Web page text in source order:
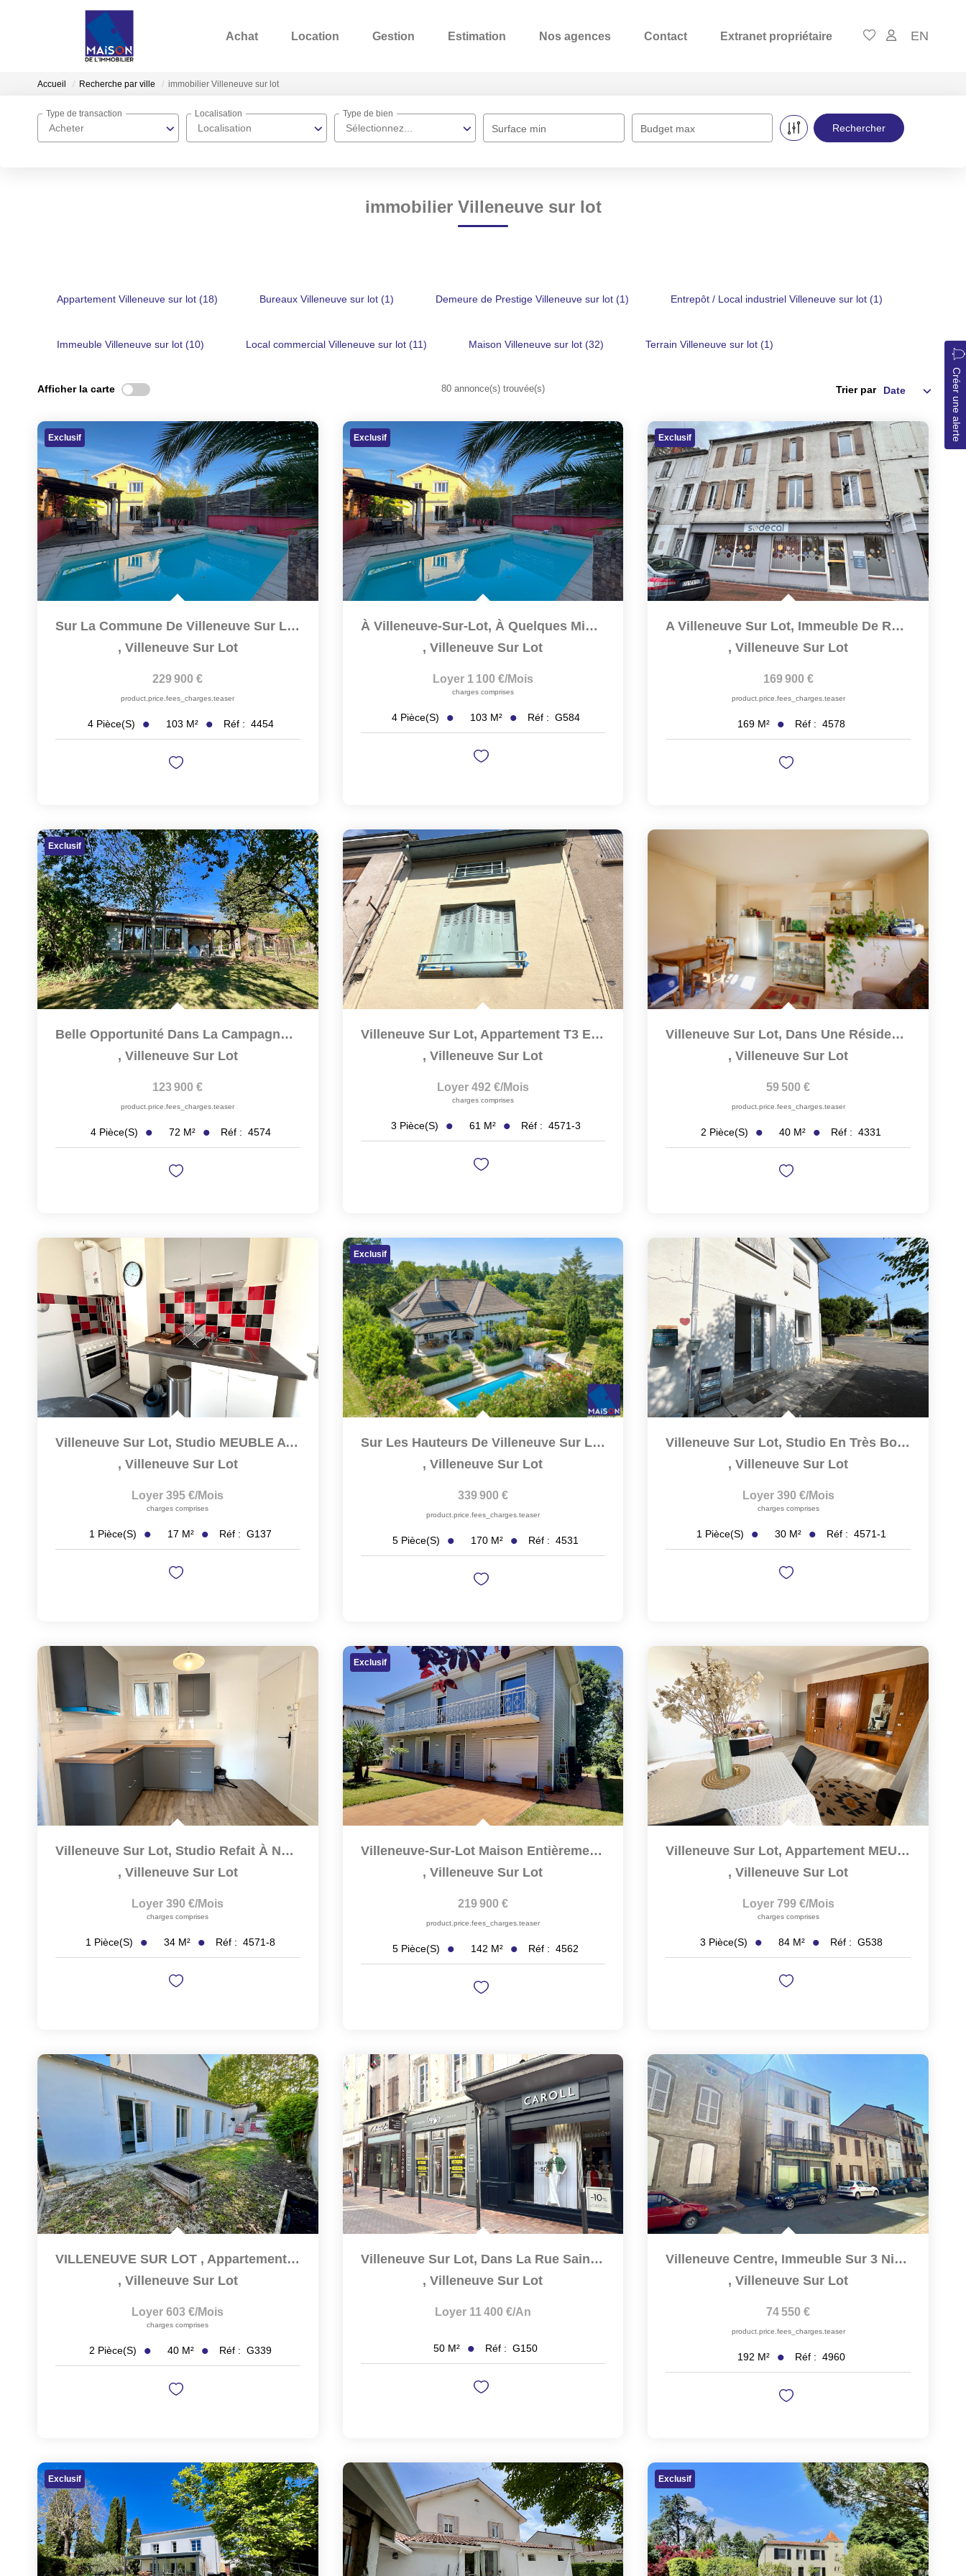
Achat Location Gestion Estimation Nos agences Contact Extranet propriétaire EN
Accueil Recherche par ville immobilier Villeneuve sur lot
Acheter
Type de transaction
Localisation
Localisation
Sélectionnez...
Type de bien
Surface min Budget max
immobilier Villeneuve sur lot
Appartement Villeneuve sur lot (18) Bureaux Villeneuve sur lot (1) Demeure de Prestige Villeneuve sur lot (1) Entrepôt / Local industriel Villeneuve sur lot (1)
Immeuble Villeneuve sur lot (10) Local commercial Villeneuve sur lot (11) Maison Villeneuve sur lot (32) Terrain Villeneuve sur lot (1)
Créer une alerte
Afficher la carte 80 annonce(s) trouvée(s) Trier par
Exclusif
Sur La Commune De Villeneuve Sur Lot, Proche Du Centre...
, Villeneuve Sur Lot
229 900 €
product.price.fees_charges.teaser
4 Pièce(s) 103 M² Réf : 4454
Exclusif
À Villeneuve-Sur-Lot, À Quelques Minutes À Pied Du...
,Villeneuve Sur Lot
Loyer 1 100 €/mois
charges comprises
4 Pièce(s) 103 M² Réf : G584
Exclusif
A Villeneuve Sur Lot, Immeuble De Rapport D'environ 169 M2...
,Villeneuve Sur Lot
169 900 €
product.price.fees_charges.teaser
169 M² Réf : 4578
Exclusif
Belle Opportunité Dans La Campagne De Villeneuve Sur Lot :...
, Villeneuve Sur Lot
123 900 €
product.price.fees_charges.teaser
4 Pièce(s) 72 M² Réf : 4574
Villeneuve Sur Lot, Appartement T3 En Duplex De 61 M² Situé...
,Villeneuve Sur Lot
Loyer 492 €/mois
charges comprises
3 Pièce(s) 61 M² Réf : 4571-3
Villeneuve Sur Lot, Dans Une Résidence Récente, Appartement...
,Villeneuve Sur Lot
59 500 €
product.price.fees_charges.teaser
2 Pièce(s) 40 M² Réf : 4331
Villeneuve Sur Lot, Studio MEUBLE Avec Terrasse De 14 M² À...
, Villeneuve Sur Lot
Loyer 395 €/mois
charges comprises
1 Pièce(s) 17 M² Réf : G137
Exclusif
Sur Les Hauteurs De Villeneuve Sur Lot, Venez Découvrir Une...
,Villeneuve Sur Lot
339 900 €
product.price.fees_charges.teaser
5 Pièce(s) 170 M² Réf : 4531
Villeneuve Sur Lot, Studio En Très Bon État De 29,50 M²...
,Villeneuve Sur Lot
Loyer 390 €/mois
charges comprises
1 Pièce(s) 30 M² Réf : 4571-1
Villeneuve Sur Lot, Studio Refait À Neuf De 34,49 M² Situé...
, Villeneuve Sur Lot
Loyer 390 €/mois
charges comprises
1 Pièce(s) 34 M² Réf : 4571-8
Exclusif
Villeneuve-Sur-Lot Maison Entièrement Rénovée Avec Goût De...
,Villeneuve Sur Lot
219 900 €
product.price.fees_charges.teaser
5 Pièce(s) 142 M² Réf : 4562
Villeneuve Sur Lot, Appartement MEUBLÉ T3 De 83,60 M2 Situé...
,Villeneuve Sur Lot
Loyer 799 €/mois
charges comprises
3 Pièce(s) 84 M² Réf : G538
VILLENEUVE SUR LOT , Appartement Meublé Lumineux T2 De...
, Villeneuve Sur Lot
Loyer 603 €/mois
charges comprises
2 Pièce(s) 40 M² Réf : G339
Villeneuve Sur Lot, Dans La Rue Sainte Catherine, Local...
,Villeneuve Sur Lot
Loyer 11 400 €/an
50 M² Réf : G150
Villeneuve Centre, Immeuble Sur 3 Niveaux Pour...
,Villeneuve Sur Lot
74 550 €
product.price.fees_charges.teaser
192 M² Réf : 4960
Exclusif Exclusif